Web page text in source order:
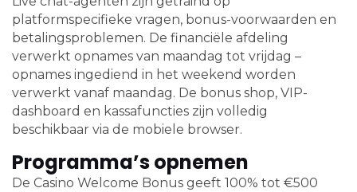
platformspecifieke vragen, bonus-voorwaarden en
betalingsproblemen. De financiële afdeling
verwerkt opnames van maandag tot vrijdag –
opnames ingediend in het weekend worden
verwerkt vanaf maandag. De bonus shop, VIP-
dashboard en kassafuncties zijn volledig
beschikbaar via de mobiele browser.
Programma’s opnemen
De Casino Welcome Bonus geeft 100% tot €500